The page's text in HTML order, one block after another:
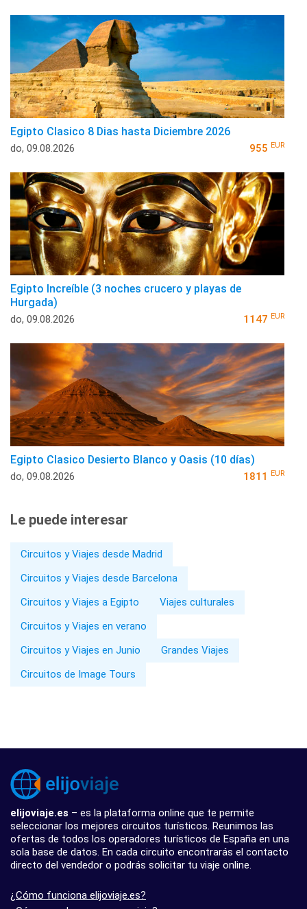
Egipto Clasico 8 Dias hasta Diciembre 2026
do, 09.08.2026 955 EUR
Egipto Increíble (3 noches crucero y playas de
Hurgada)
do, 09.08.2026 1147 EUR
Egipto Clasico Desierto Blanco y Oasis (10 días)
do, 09.08.2026 1811 EUR
Le puede interesar
Circuitos y Viajes desde Madrid
Circuitos y Viajes desde Barcelona
Circuitos y Viajes a Egipto
Viajes culturales
Circuitos y Viajes en verano
Circuitos y Viajes en Junio
Grandes Viajes
Circuitos de Image Tours
elijoviaje.es – es la plataforma online que te permite
seleccionar los mejores circuitos turísticos. Reunimos las
ofertas de todos los operadores turísticos de España en una
sola base de datos. En cada circuito encontrarás el contacto
directo del vendedor o podrás solicitar tu viaje online.
¿Cómo funciona elijoviaje.es?